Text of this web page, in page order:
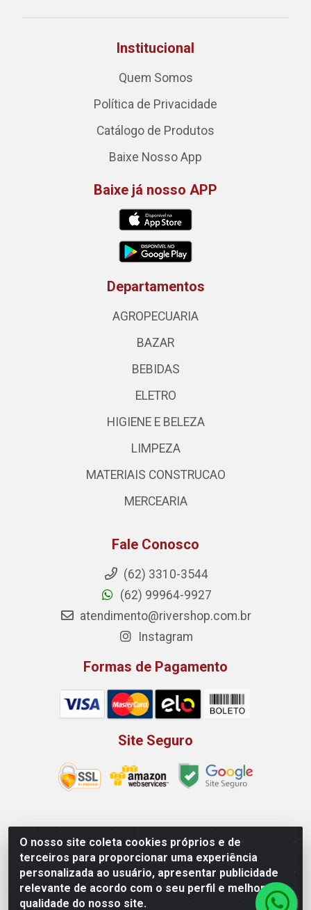
O nosso site coleta cookies próprios e de
terceiros para proporcionar uma experiência
personalizada ao usuário, apresentar publicidade
relevante de acordo com o seu perfil e melhorar a
qualidade do nosso site.
Institucional
Quem Somos
Política de Privacidade
Catálogo de Produtos
Baixe Nosso App
Baixe já nosso APP
Departamentos
AGROPECUARIA
BAZAR
BEBIDAS
ELETRO
HIGIENE E BELEZA
LIMPEZA
MATERIAIS CONSTRUCAO
MERCEARIA
Fale Conosco
(62) 3310-3544
(62) 99964-9927
atendimento@rivershop.com.br
Instagram
Formas de Pagamento
Site Seguro
Rio Vermelho Distribuição de Alimentos LTDA - Rodovia
BR, 153, KM 52 N 00 QD 00 LT 16 - Bairro Jardim
Eldorado, Anápolis/GO - CEP 75.045-190 - CNPJ
10.912.900/0002-40